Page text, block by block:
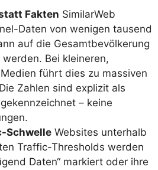
Fakten SimilarWeb
Daten von wenigen tausend
auf die Gesamtbevölkerung
Bei kleineren,
führt dies zu massiven
Zahlen sind explizit als
gekennzeichnet – keine
Schwelle Websites unterhalb
Traffic-Thresholds werden
Daten“ markiert oder ihre